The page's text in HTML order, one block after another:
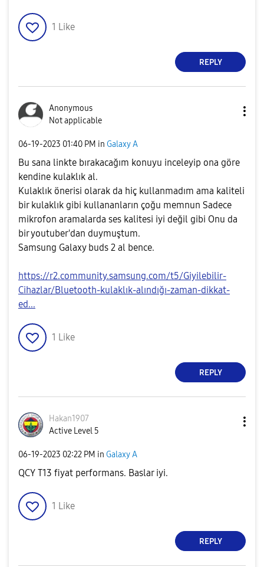
1 Like
REPLY
Anonymous
Not applicable
‎06-19-2023 01:40 PM in Galaxy A
Bu sana linkte bırakacağım konuyu inceleyip ona göre
kendine kulaklık al.
Kulaklık önerisi olarak da hiç kullanmadım ama kaliteli
bir kulaklık gibi kullananların çoğu memnun Sadece
mikrofon aramalarda ses kalitesi iyi değil gibi Onu da
bir youtuber'dan duymuştum.
Samsung Galaxy buds 2 al bence.
https://r2.community.samsung.com/t5/Giyilebilir-
Cihazlar/Bluetooth-kulaklık-alındığı-zaman-dikkat-
ed...
1 Like
REPLY
Hakan1907
Active Level 5
‎06-19-2023 02:22 PM in Galaxy A
QCY T13 fiyat performans. Baslar iyi.
1 Like
REPLY